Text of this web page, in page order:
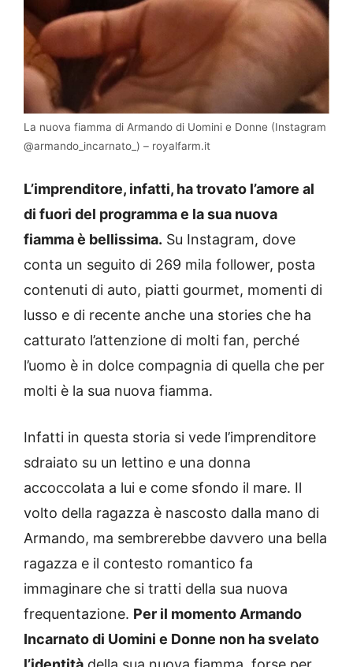
La nuova fiamma di Armando di Uomini e Donne (Instagram
@armando_incarnato_) – royalfarm.it
L’imprenditore, infatti, ha trovato l’amore al
di fuori del programma e la sua nuova
fiamma è bellissima. Su Instagram, dove
conta un seguito di 269 mila follower, posta
contenuti di auto, piatti gourmet, momenti di
lusso e di recente anche una stories che ha
catturato l’attenzione di molti fan, perché
l’uomo è in dolce compagnia di quella che per
molti è la sua nuova fiamma.
Infatti in questa storia si vede l’imprenditore
sdraiato su un lettino e una donna
accoccolata a lui e come sfondo il mare. Il
volto della ragazza è nascosto dalla mano di
Armando, ma sembrerebbe davvero una bella
ragazza e il contesto romantico fa
immaginare che si tratti della sua nuova
frequentazione. Per il momento Armando
Incarnato di Uomini e Donne non ha svelato